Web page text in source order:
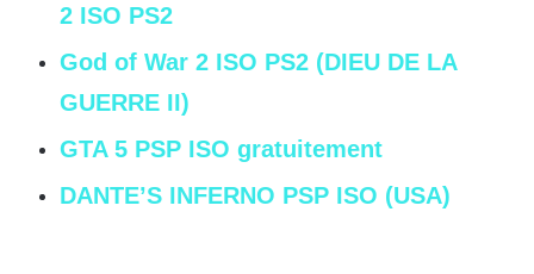
2 ISO PS2
God of War 2 ISO PS2 (DIEU DE LA
GUERRE II)
GTA 5 PSP ISO gratuitement
DANTE’S INFERNO PSP ISO (USA)